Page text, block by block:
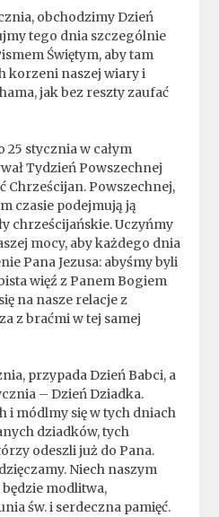
obchodzimy Dzień
tego dnia szczególnie
Świętym, aby tam
korzeni naszej wiary i
jak bez reszty zaufać
25 stycznia w całym
Tydzień Powszechnej
Chrześcijan. Powszechnej,
czasie podejmują ją
chrześcijańskie. Uczyńmy
mocy, aby każdego dnia
Pana Jezusa: abyśmy byli
więź z Panem Bogiem
na nasze relacje z
z braćmi w tej samej
przypada Dzień Babci, a
– Dzień Dziadka.
i módlmy się w tych dniach
dziadków, tych
odeszli już do Pana.
Niech naszym
modlitwa,
św. i serdeczna pamięć.